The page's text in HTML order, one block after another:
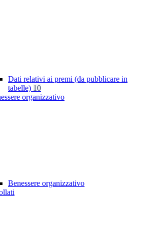
Dati relativi ai premi (da pubblicare in
tabelle) 10
organizzativo
Benessere organizzativo